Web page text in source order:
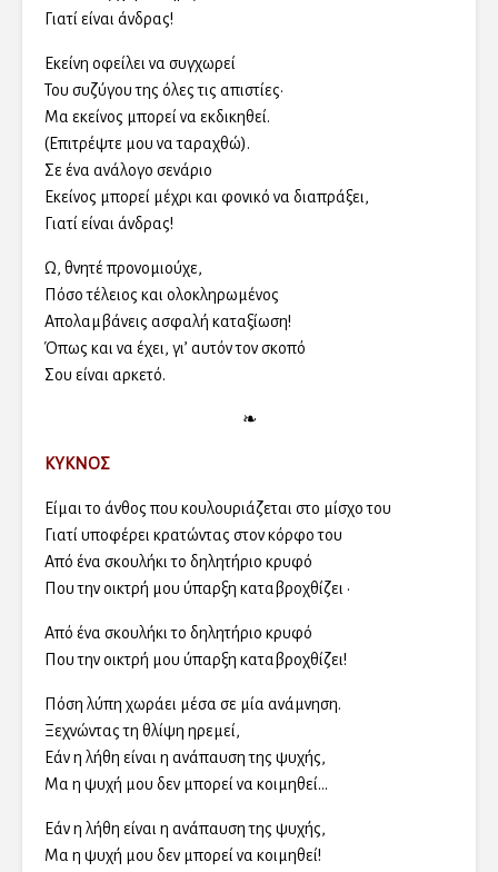
Γιατί είναι άνδρας!
Εκείνη οφείλει να συγχωρεί
Του συζύγου της όλες τις απιστίες·
Μα εκείνος μπορεί να εκδικηθεί.
(Επιτρέψτε μου να ταραχθώ).
Σε ένα ανάλογο σενάριο
Εκείνος μπορεί μέχρι και φονικό να διαπράξει,
Γιατί είναι άνδρας!
Ω, θνητέ προνομιούχε,
Πόσο τέλειος και ολοκληρωμένος
Απολαμβάνεις ασφαλή καταξίωση!
Όπως και να έχει, γι’ αυτόν τον σκοπό
Σου είναι αρκετό.
❧
ΚΥΚΝΟΣ
Είμαι το άνθος που κουλουριάζεται στο μίσχο του
Γιατί υποφέρει κρατώντας στον κόρφο του
Από ένα σκουλήκι το δηλητήριο κρυφό
Που την οικτρή μου ύπαρξη καταβροχθίζει ·
Από ένα σκουλήκι το δηλητήριο κρυφό
Που την οικτρή μου ύπαρξη καταβροχθίζει!
Πόση λύπη χωράει μέσα σε μία ανάμνηση.
Ξεχνώντας τη θλίψη ηρεμεί,
Εάν η λήθη είναι η ανάπαυση της ψυχής,
Μα η ψυχή μου δεν μπορεί να κοιμηθεί…
Εάν η λήθη είναι η ανάπαυση της ψυχής,
Μα η ψυχή μου δεν μπορεί να κοιμηθεί!